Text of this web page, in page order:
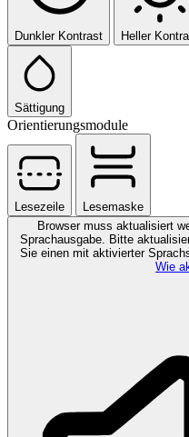
Dunkler Kontrast Heller
Sättigung
Orientierungsmodule
Lesezeile
Lesemaske
Browser muss aktualisiert
Sprachausgabe. Bitte
Sie einen mit aktivierter
Wie